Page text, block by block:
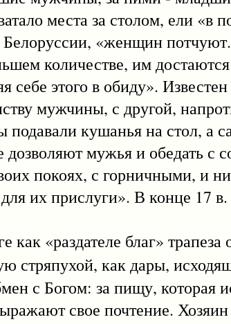
места за столом, ели «в
«женщин
количестве, им
этого в обиду».
мужчины, с другой,
кушанья на стол, а
мужья и обедать с
покоях, с горничными, и
их прислуги». В конце 17
«раздателе благ» трапеза
стряпухой, как дары,
с Богом: за пищу, которая
свое почтение.